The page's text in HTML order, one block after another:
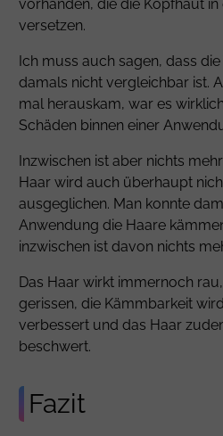
vorhanden, die die Kopfhaut in
versetzen.
Ich muss auch sagen, dass
damals nicht vergleichbar ist.
mal herauskam, war es
Schäden binnen einer
Inzwischen ist aber nichts
Haar wird auch überhaupt
ausgeglichen. Man konnte
Anwendung die Haare
inzwischen ist davon nichts
Das Haar wirkt immernoch
gerissen, die Kämmbarkeit
verbessert und das Haar
beschwert.
Fazit